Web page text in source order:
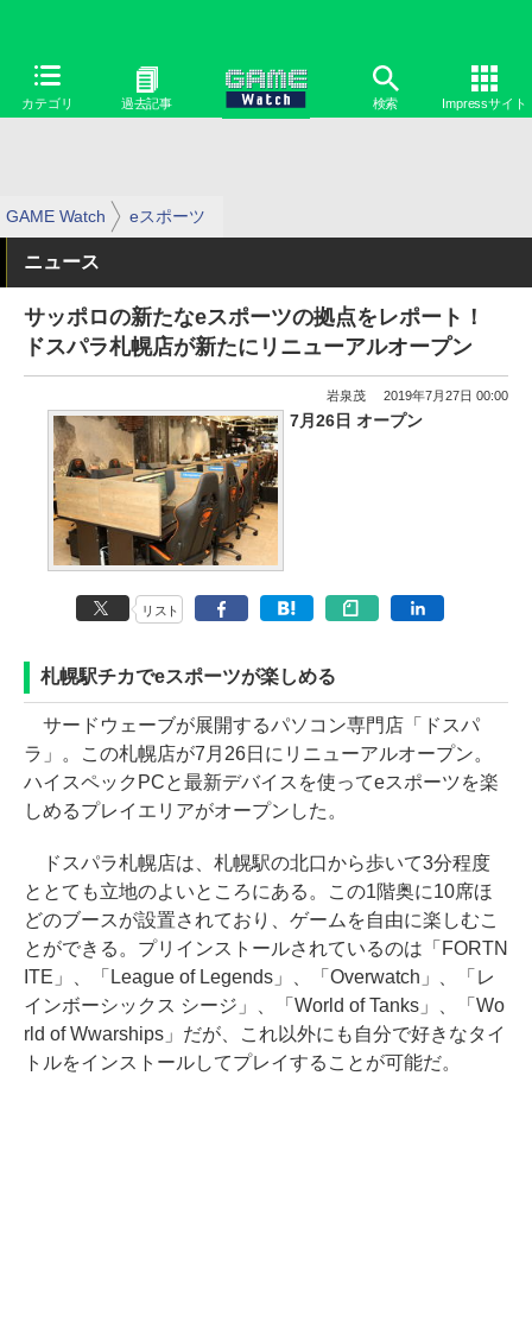
カテゴリ 過去記事 検索 Impressサイト
GAME Watch eスポーツ
ニュース
サッポロの新たなeスポーツの拠点をレポート！
ドスパラ札幌店が新たにリニューアルオープン
岩泉茂 2019年7月27日 00:00
7月26日 オープン
リスト
札幌駅チカでeスポーツが楽しめる
サードウェーブが展開するパソコン専門店「ドスパ
ラ」。この札幌店が7月26日にリニューアルオープン。
ハイスペックPCと最新デバイスを使ってeスポーツを楽
しめるプレイエリアがオープンした。
ドスパラ札幌店は、札幌駅の北口から歩いて3分程度
ととても立地のよいところにある。この1階奥に10席ほ
どのブースが設置されており、ゲームを自由に楽しむこ
とができる。プリインストールされているのは「FORTN
ITE」、「League of Legends」、「Overwatch」、「レ
インボーシックス シージ」、「World of Tanks」、「Wo
rld of Wwarships」だが、これ以外にも自分で好きなタイ
トルをインストールしてプレイすることが可能だ。